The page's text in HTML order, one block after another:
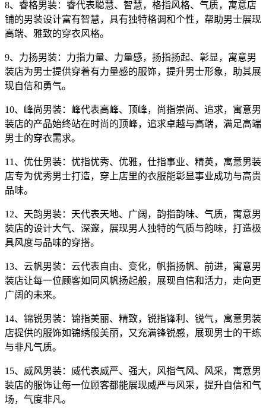
8、睿格男装：睿代表聪慧、智慧，格指风格、气质，寓意店
铺的男装设计富有智慧，具有独特格调和个性，帮助男士展现
高端、雅致的穿衣风格。
9、力扬男装：力指力量、力量感，扬指扬起、彰显，寓意男
装店为男士提供穿着有力量感的服饰，提升男士形象，助其展
现自信和勇气。
10、峰尚男装：峰代表高峰、顶峰，尚指崇尚、追求，寓意男
装店的产品始终站在时尚的顶峰，追求卓越与高端，满足高端
男士的穿衣需求。
11、优仕男装：优指优秀、优雅，仕指事业、精英，寓意男装
店专为优秀男士打造，穿上店里的衣服能彰显事业成功与高贵
品味。
12、天韵男装：天代表天地、广阔，韵指韵味、气质，寓意男
装店的设计大气、深邃，展现男人独特的气质与韵味，打造极
具风度与品味的穿搭。
13、云帆男装：云代表自由、变化，帆指扬帆、前进，寓意男
装店让每一位顾客如同风帆扬起般，展现自信和活力，走向更
广阔的未来。
14、锦锐男装：锦指美丽、精致，锐指锋利、锐气，寓意男装
店提供的服饰如锦绣般美丽，又充满锋锐感，展现男士的干练
与非凡气质。
15、威风男装：威代表威严、强大，风指气风、风采，寓意男
装店的服饰让每一位顾客都能展现威严与风采，提升自信和气
场，气度非凡。